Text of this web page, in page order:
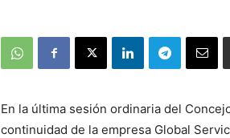
En la última sesión ordinaria del
continuidad de la empresa Global